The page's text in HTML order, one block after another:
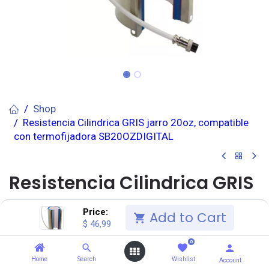
Price:
$ 46,99 Add to Cart
Home Search
0
Wishlist Account
Shop
Resistencia Cilindrica GRIS jarro 20oz, compatible
con termofijadora SB20OZDIGITAL
Resistencia Cilindrica GRIS
jarro 20oz, compatible con
termofijadora
SB20OZDIGITAL